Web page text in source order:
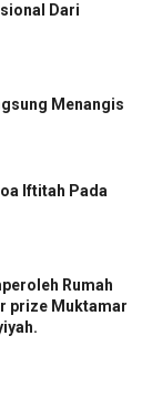
Dari
Menangis
Iftitah Pada
Rumah
prize Muktamar